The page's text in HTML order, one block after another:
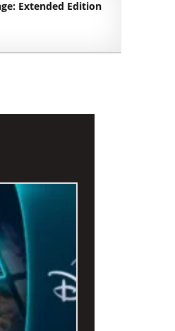
Extended Edition